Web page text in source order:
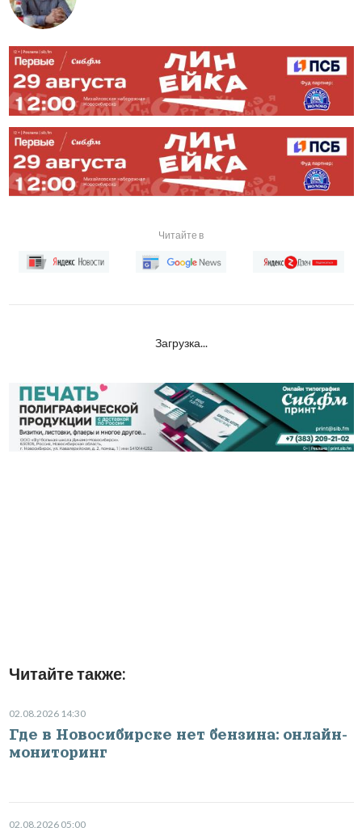
Читайте в
Загрузка...
Читайте также:
02.08.2026 14:30
Где в Новосибирске нет бензина: онлайн-
мониторинг
02.08.2026 05:00